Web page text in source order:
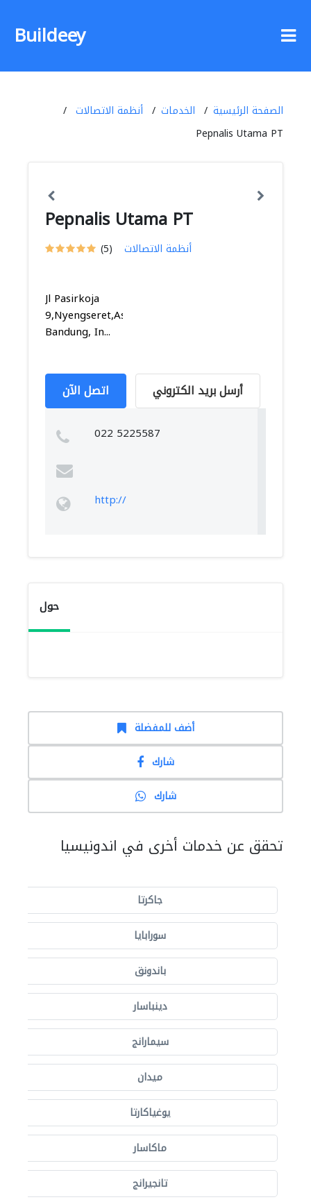
Buildeey
الصفحة الرئيسية الخدمات
أنظمة الاتصالات
Pepnalis Utama PT
Pepnalis Utama PT
(5) أنظمة الاتصالات
Jl Pasirkoja
9,Nyengseret,Astanaanyar,
Bandung, In...
اتصل الآن أرسل بريد الكتروني
022 5225587
http://
حول
أضف للمفضلة
شارك
شارك
تحقق عن خدمات أخرى في اندونيسيا
جاكرتا
سورابايا
باندونق
دينباسار
سيمارانج
ميدان
يوغياكارتا
ماكاسار
تانجيرانج